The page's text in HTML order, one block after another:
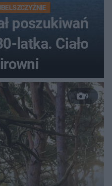
poszukiwań
latka. Ciało
9